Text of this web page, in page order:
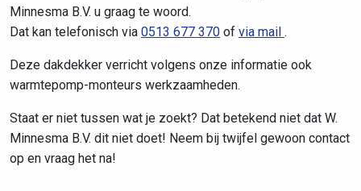
Minnesma B.V. u graag te woord.
Dat kan telefonisch via 0513 677 370 of via mail .
Deze dakdekker verricht volgens onze informatie ook
warmtepomp-monteurs werkzaamheden.
Staat er niet tussen wat je zoekt? Dat betekend niet dat W.
Minnesma B.V. dit niet doet! Neem bij twijfel gewoon contact
op en vraag het na!